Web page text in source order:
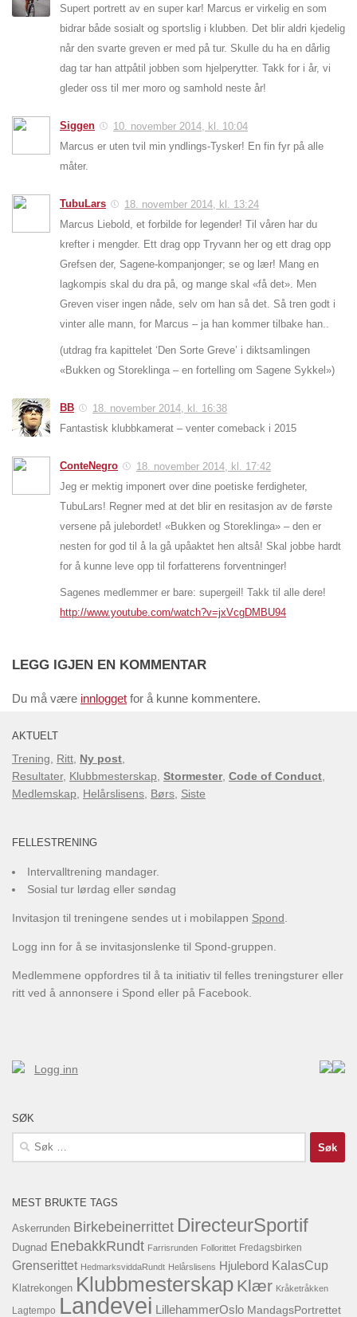
Supert portrett av en super kar! Marcus er virkelig en som
bidrar både sosialt og sportslig i klubben. Det blir aldri kjedelig
når den svarte greven er med på tur. Skulle du ha en dårlig
dag tar han attpåtil jobben som hjelperytter. Takk for i år, vi
gleder oss til mer moro og samhold neste år!
Siggen
10. november 2014, kl. 10:04
Marcus er uten tvil min yndlings-Tysker! En fin fyr på alle
måter.
TubuLars
18. november 2014, kl. 13:24
Marcus Liebold, et forbilde for legender! Til våren har du
krefter i mengder. Ett drag opp Tryvann her og ett drag opp
Grefsen der, Sagene-kompanjonger; se og lær! Mang en
lagkompis skal du dra på, og mange skal «få det». Men
Greven viser ingen nåde, selv om han så det. Så tren godt i
vinter alle mann, for Marcus – ja han kommer tilbake han..
(utdrag fra kapittelet ‘Den Sorte Greve’ i diktsamlingen
«Bukken og Storeklinga – en fortelling om Sagene Sykkel»)
BB
18. november 2014, kl. 16:38
Fantastisk klubbkamerat – venter comeback i 2015
ConteNegro
18. november 2014, kl. 17:42
Jeg er mektig imponert over dine poetiske ferdigheter,
TubuLars! Regner med at det blir en resitasjon av de første
versene på julebordet! «Bukken og Storeklinga» – den er
nesten for god til å la gå upåaktet hen altså! Skal jobbe hardt
for å kunne leve opp til forfatterens forventninger!
Sagenes medlemmer er bare: supergeil! Takk til alle dere!
http://www.youtube.com/watch?v=jxVcgDMBU94
LEGG IGJEN EN KOMMENTAR
Du må være innlogget for å kunne kommentere.
AKTUELT
Trening Ritt Ny post
Resultater, Klubbmesterskap Stormester, Code of Conduct
Medlemskap
Helårslisens Børs Siste
FELLESTRENING
Intervalltrening mandager.
Sosial tur lørdag eller søndag
Invitasjon til treningene sendes ut i mobilappen Spond
Logg inn for å se invitasjonslenke til Spond-gruppen.
Medlemmene oppfordres til å ta initiativ til felles treningsturer eller
ritt ved å annonsere i Spond eller på Facebook.
Logg inn
SØK
Søk
etter:
MEST BRUKTE TAGS
Askerrunden Birkebeinerrittet DirecteurSportif
Dugnad EnebakkRundt Farrisrunden Follorittet Fredagsbirken
Grenserittet HedmarksviddaRundt Helårslisens Hjulebord KalasCup
Klatrekongen Klubbmesterskap Klær Kråketråkken
Lagtempo Landevei LillehammerOslo MandagsPortrettet